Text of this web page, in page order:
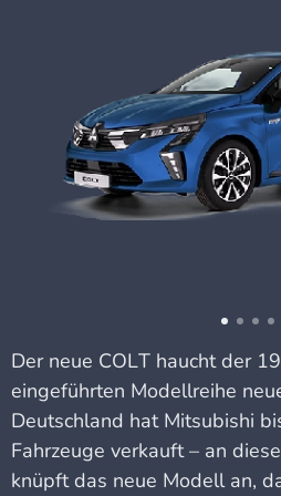
Der neue COLT haucht der
eingeführten Modellreihe
Deutschland hat Mitsubishi
Fahrzeuge verkauft – an
knüpft das neue Modell an,